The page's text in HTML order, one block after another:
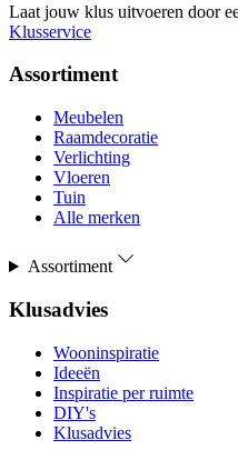
Laat jouw klus uitvoeren door
Klusservice
Assortiment
Meubelen
Raamdecoratie
Verlichting
Vloeren
Tuin
Alle merken
Assortiment
Klusadvies
Wooninspiratie
Ideeën
Inspiratie per ruimte
DIY's
Klusadvies